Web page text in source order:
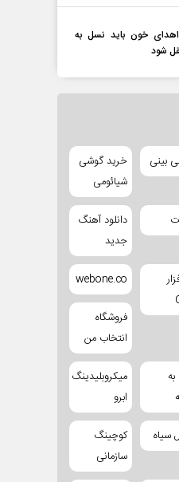
خون باید نسل به
شود
بینی
خرید گوشی
شیائومی
دانلود آهنگ
جدید
webone.co
فروشگاه
انتخاب من
میکروبلیدینگ
ابرو
سیاه
کوچینگ
سازمانی